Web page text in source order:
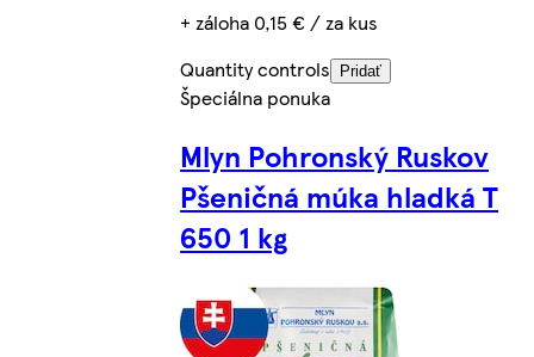
+ záloha 0,15 € / za kus
Quantity controls
Pridať
Špeciálna ponuka
Mlyn Pohronský Ruskov
Pšeničná múka hladká T
650 1 kg